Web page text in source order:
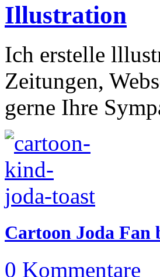
Illustration
Ich erstelle
Zeitungen,
gerne Ihre
Cartoon Joda Fan
0 Kommentare